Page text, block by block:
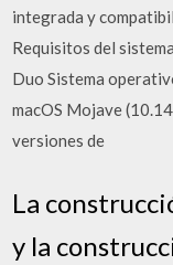
integrada y
Requisitos del
Duo Sistema
macOS Mojave
versiones de
La
y la